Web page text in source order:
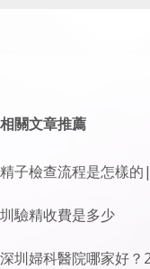
相關文章推薦
精子檢查流程是怎樣
圳驗精收費是多少
深圳婦科醫院哪家好